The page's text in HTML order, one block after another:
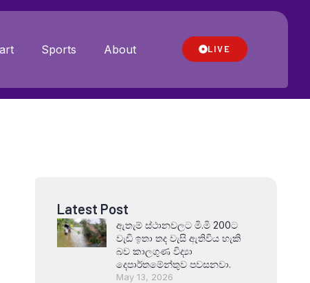
Sports About LIVE
Latest Post
ඇතැම් ස්ථානවලට මි.මි 200ට
වැඩි ඉතා තද වැසි ඇතිවිය හැකි
බව කාලගුණ විද්‍යා
දෙපාර්තමේන්තුව පවසනවා.
May 13, 2026